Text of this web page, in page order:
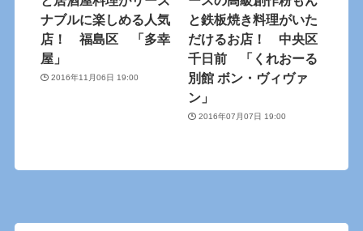
ナブルに楽しめる人気
店！ 福島区 「多幸
屋」
2016年11月06日 19:00
と鉄板焼き料理がいた
だけるお店！ 中央区
千日前 「くれおーる
別館 ボン・ヴィヴァ
ン」
2016年07月07日 19:00